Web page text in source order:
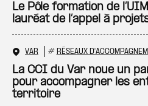
Le Pôle formation de
lauréat de l’appel à
VAR # RÉSEAUX
La CCI du Var noue un
pour accompagner les
territoire